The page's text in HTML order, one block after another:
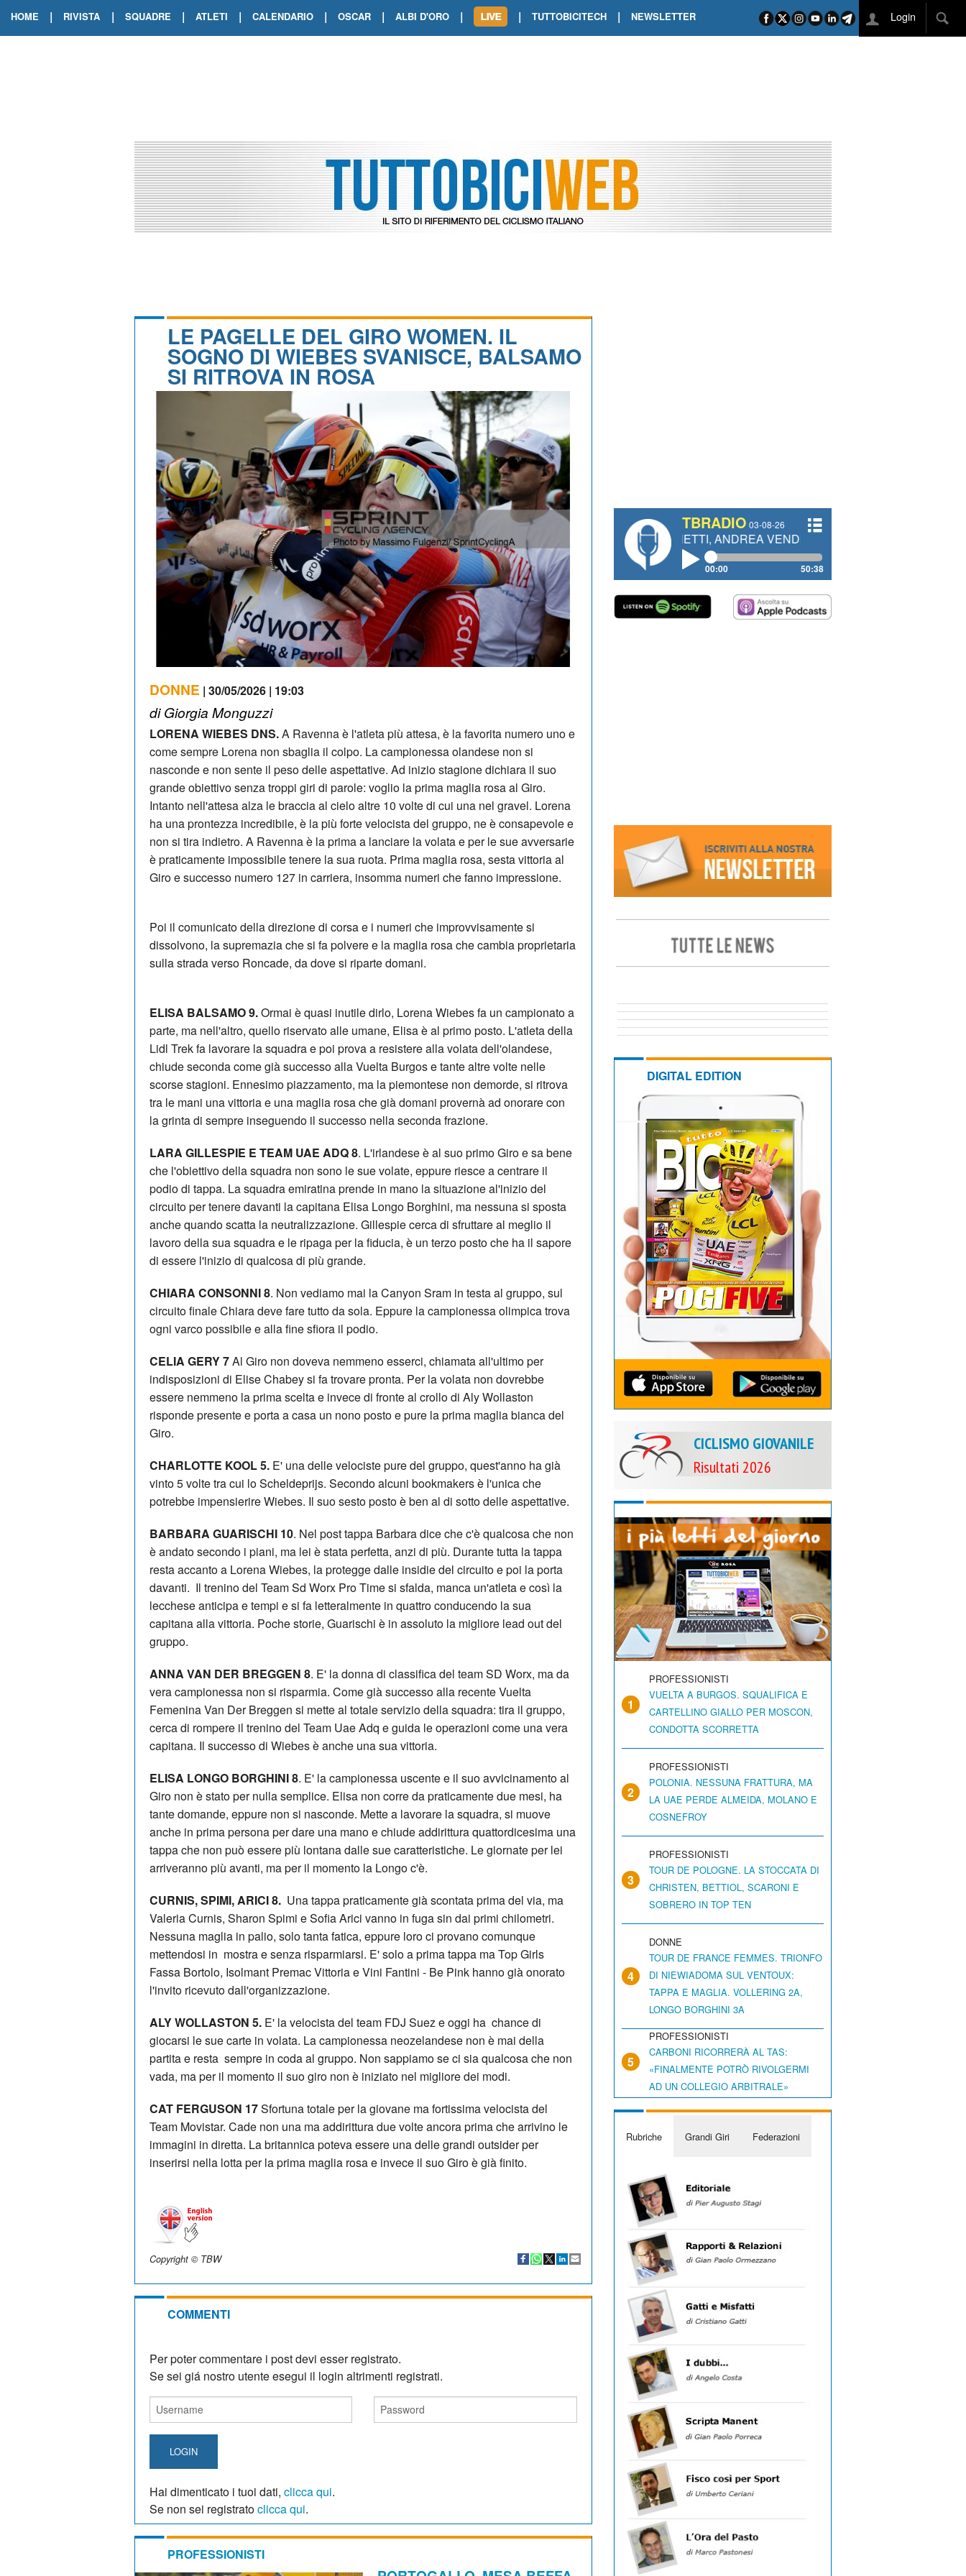
HOME | RIVISTA | SQUADRE | ATLETI | CALENDARIO | OSCAR | ALBI D'ORO |
TOUR DE FRANCE. ORCIERES-MERLETTE INCORONA CARAPAZ
TOUR DE FRANCE. A VOIRON TRIONFO DI PHILIPSEN SU SCHMID E KOOIJ
| TUTTOBICITECH | NEWSLETTER Login
LE PAGELLE DEL GIRO WOMEN. IL
SOGNO DI WIEBES SVANISCE, BALSAMO
SI RITROVA IN ROSA
DONNE | 30/05/2026 | 19:03
di Giorgia Monguzzi
LORENA WIEBES DNS.A Ravenna è l'atleta più attesa, è la favorita numero uno e
come sempre Lorena non sbaglia il colpo. La campionessa olandese non si
nasconde e non sente il peso delle aspettative. Ad inizio stagione dichiara il suo
grande obiettivo senza troppi giri di parole: voglio la prima maglia rosa al Giro.
Intanto nell'attesa alza le braccia al cielo altre 10 volte di cui una nel gravel. Lorena
ha una prontezza incredibile, è la più forte velocista del gruppo, ne è consapevole e
non si tira indietro. A Ravenna è la prima a lanciare la volata e per le sue avversarie
è praticamente impossibile tenere la sua ruota. Prima maglia rosa, sesta vittoria al
Giro e successo numero 127 in carriera, insomma numeri che fanno impressione.
Poi il comunicato della direzione di corsa e i numeri che improvvisamente si
dissolvono, la supremazia che si fa polvere e la maglia rosa che cambia proprietaria
sulla strada verso Roncade, da dove si riparte domani.
ELISA BALSAMO 9.Ormai è quasi inutile dirlo, Lorena Wiebes fa un campionato a
parte, ma nell'altro, quello riservato alle umane, Elisa è al primo posto. L'atleta della
Lidl Trek fa lavorare la squadra e poi prova a resistere alla volata dell'olandese,
chiude seconda come già successo alla Vuelta Burgos e tante altre volte nelle
scorse stagioni. Ennesimo piazzamento, ma la piemontese non demorde, si ritrova
tra le mani una vittoria e una maglia rosa che già domani provernà ad onorare con
la grinta di sempre inseguendo il successo nella seconda frazione.
LARA GILLESPIE E TEAM UAE ADQ 8. L'irlandese è al suo primo Giro e sa bene
che l'obiettivo della squadra non sono le sue volate, eppure riesce a centrare il
podio di tappa. La squadra emiratina prende in mano la situazione al'inizio del
circuito per tenere davanti la capitana Elisa Longo Borghini, ma nessuna si sposta
anche quando scatta la neutralizzazione. Gillespie cerca di sfruttare al meglio il
lavoro della sua squadra e le ripaga per la fiducia, è un terzo posto che ha il sapore
di essere l'inizio di qualcosa di più grande.
CHIARA CONSONNI 8. Non vediamo mai la Canyon Sram in testa al gruppo, sul
circuito finale Chiara deve fare tutto da sola. Eppure la campionessa olimpica trova
ogni varco possibile e alla fine sfiora il podio.
CELIA GERY 7Al Giro non doveva nemmeno esserci, chiamata all'ultimo per
indisposizioni di Elise Chabey si fa trovare pronta. Per la volata non dovrebbe
essere nemmeno la prima scelta e invece di fronte al crollo di Aly Wollaston
risponde presente e porta a casa un nono posto e pure la prima maglia bianca del
Giro.
CHARLOTTE KOOL 5. E' una delle velociste pure del gruppo, quest'anno ha già
vinto 5 volte tra cui lo Scheldeprijs. Secondo alcuni bookmakers è l'unica che
potrebbe impensierire Wiebes. Il suo sesto posto è ben al di sotto delle aspettative.
BARBARA GUARISCHI 10. Nel post tappa Barbara dice che c'è qualcosa che non
è andato secondo i piani, ma lei è stata perfetta, anzi di più. Durante tutta la tappa
resta accanto a Lorena Wiebes, la protegge dalle insidie del circuito e poi la porta
davanti. Il trenino del Team Sd Worx Pro Time si sfalda, manca un'atleta e così la
lecchese anticipa e tempi e si fa letteralmente in quattro conducendo la sua
capitana alla vittoria. Poche storie, Guarischi è in assoluto la migliore lead out del
gruppo.
ANNA VAN DER BREGGEN 8. E' la donna di classifica del team SD Worx, ma da
vera campionessa non si risparmia. Come già successo alla recente Vuelta
Femenina Van Der Breggen si mette al totale servizio della squadra: tira il gruppo,
cerca di rompere il trenino del Team Uae Adq e guida le operazioni come una vera
capitana. Il successo di Wiebes è anche una sua vittoria.
ELISA LONGO BORGHINI 8. E' la campionessa uscente e il suo avvicinamento al
Giro non è stato per nulla semplice. Elisa non corre da praticamente due mesi, ha
tante domande, eppure non si nasconde. Mette a lavorare la squadra, si muove
anche in prima persona per dare una mano e chiude addirittura quattordicesima una
tappa che non può essere più lontana dalle sue caratteristiche. Le giornate per lei
arriveranno più avanti, ma per il momento la Longo c'è.
CURNIS, SPIMI, ARICI 8. Una tappa praticamente già scontata prima del via, ma
Valeria Curnis, Sharon Spimi e Sofia Arici vanno in fuga sin dai primi chilometri.
Nessuna maglia in palio, solo tanta fatica, eppure loro ci provano comunque
mettendosi in mostra e senza risparmiarsi. E' solo a prima tappa ma Top Girls
Fassa Bortolo, Isolmant Premac Vittoria e Vini Fantini - Be Pink hanno già onorato
l'invito ricevuto dall'organizzazione.
ALY WOLLASTON 5. E' la velocista del team FDJ Suez e oggi ha chance di
giocarsi le sue carte in volata. La campionessa neozelandese non è mai della
partita e resta sempre in coda al gruppo. Non sappiamo se ci sia qualcosa che non
vada, ma per il momento il suo giro non è iniziato nel migliore dei modi.
CAT FERGUSON 17Sfortuna totale per la giovane ma fortissima velocista del
Team Movistar. Cade non una ma addirittura due volte ancora prima che arrivino le
immagini in diretta. La britannica poteva essere una delle grandi outsider per
inserirsi nella lotta per la prima maglia rosa e invece il suo Giro è già finito.
Copyright © TBW
COMMENTI
Per poter commentare i post devi esser registrato.
Se sei giá nostro utente esegui il login altrimenti registrati.
LOGIN
Hai dimenticato i tuoi dati, clicca qui.
Se non sei registratoclicca qui.
PROFESSIONISTI
TBRADIO 03-08-26
#334 CHARLY WEGELIUS, MAURO GIANETTI, ANDREA VENDRAME, FILIPPO FIORELLI
00:00 50:38
DIGITAL EDITION
CICLISMO GIOVANILE
Risultati 2026
1
PROFESSIONISTI
VUELTA A BURGOS. SQUALIFICA E
CARTELLINO GIALLO PER MOSCON,
CONDOTTA SCORRETTA
2
PROFESSIONISTI
POLONIA. NESSUNA FRATTURA, MA
LA UAE PERDE ALMEIDA, MOLANO E
COSNEFROY
3
PROFESSIONISTI
TOUR DE POLOGNE. LA STOCCATA DI
CHRISTEN, BETTIOL, SCARONI E
SOBRERO IN TOP TEN
4
DONNE
TOUR DE FRANCE FEMMES. TRIONFO
DI NIEWIADOMA SUL VENTOUX:
TAPPA E MAGLIA. VOLLERING 2A,
LONGO BORGHINI 3A
5
PROFESSIONISTI
CARBONI RICORRERÀ AL TAS:
«FINALMENTE POTRÒ RIVOLGERMI
AD UN COLLEGIO ARBITRALE»
Rubriche Grandi Giri Federazioni